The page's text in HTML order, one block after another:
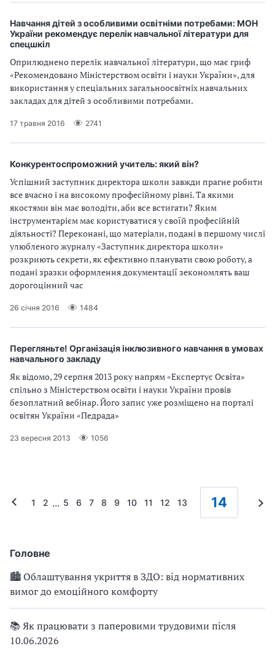
Головне
🏙 Облаштування укриття в ЗДО: від нормативних
вимог до емоційного комфорту
📚 Як працювати з паперовими трудовими після
10.06.2026
Навчання дітей з особливими освітніми потребами: МОН
України рекомендує перелік навчальної літератури для
спецшкіл
Оприлюднено перелік навчальної літератури, що має гриф
«Рекомендовано Міністерством освіти і науки України», для
використання у спеціальних загальноосвітніх навчальних
закладах для дітей з особливими потребами.
17 травня 2016 2741
Конкурентоспроможний учитель: який він?
Успішний заступник директора школи завжди прагне робити
все вчасно і на високому професійному рівні. Та якими
якостями він має володіти, аби все встигати? Яким
інструментарієм має користуватися у своїй професійній
діяльності? Переконані, що матеріали, подані в першому числі
улюбленого журналу «Заступник директора школи»
розкриють секрети, як ефективно планувати свою роботу, а
подані зразки оформлення документації зекономлять ваш
дорогоцінний час
26 січня 2016 1484
Перегляньте! Організація інклюзивного навчання в умовах
навчального закладу
Як відомо, 29 серпня 2013 року напрям «Експертус Освіта»
спільно з Міністерством освіти і науки України провів
безоплатний вебінар. Його запис уже розміщено на порталі
освітян України «Педрада»
23 вересня 2013 1056
1 2 ... 5 6 7 8 9 10 11 12 13 14